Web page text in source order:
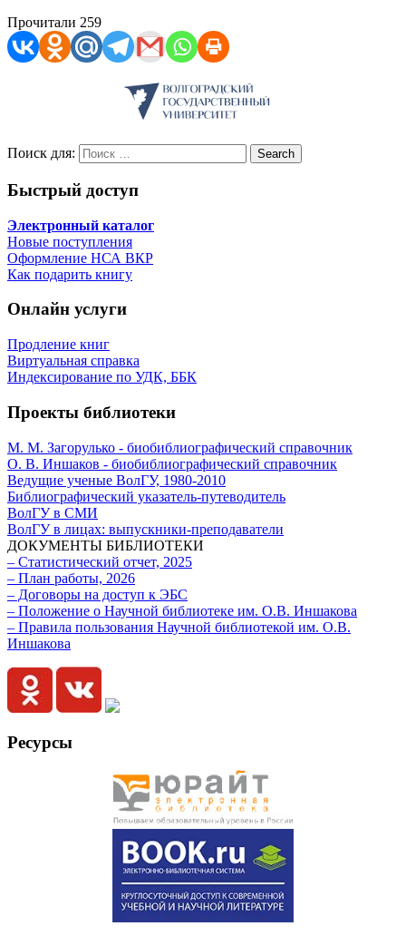
Прочитали 259
Поиск для: Search
Быстрый доступ
Электронный каталог
Новые поступления
Оформление НСА ВКР
Как подарить книгу
Онлайн услуги
Продление книг
Виртуальная справка
Индексирование по УДК, ББК
Проекты библиотеки
М. М. Загорулько - биобиблиографический справочник
О. В. Иншаков - биобиблиографический справочник
Ведущие ученые ВолГУ, 1980-2010
Библиографический указатель-путеводитель
ВолГУ в СМИ
ВолГУ в лицах: выпускники-преподаватели
ДОКУМЕНТЫ БИБЛИОТЕКИ
– Статистический отчет, 2025
– План работы, 2026
– Договоры на доступ к ЭБС
– Положение о Научной библиотеке им. О.В. Иншакова
– Правила пользования Научной библиотекой им. О.В.
Иншакова
Ресурсы